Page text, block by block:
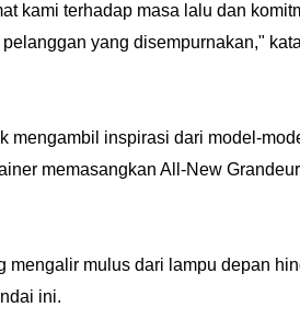
kami terhadap masa lalu dan
yang disempurnakan,"
mengambil inspirasi dari model-
memasangkan All-New
mengalir mulus dari lampu depan
ini.